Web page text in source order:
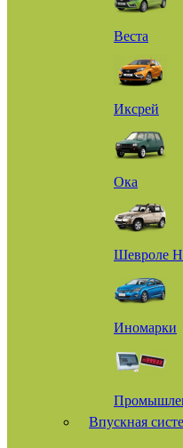
Веста
Иксрей
Ока
Шевроле
Иномарки
Впускная